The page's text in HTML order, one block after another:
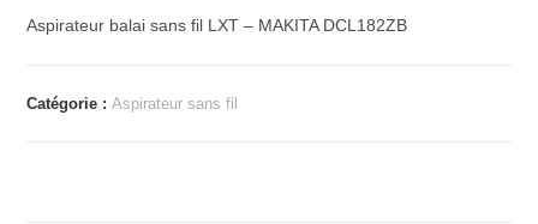
Aspirateur balai sans fil LXT – MAKITA DCL182ZB
Catégorie :Aspirateur sans fil